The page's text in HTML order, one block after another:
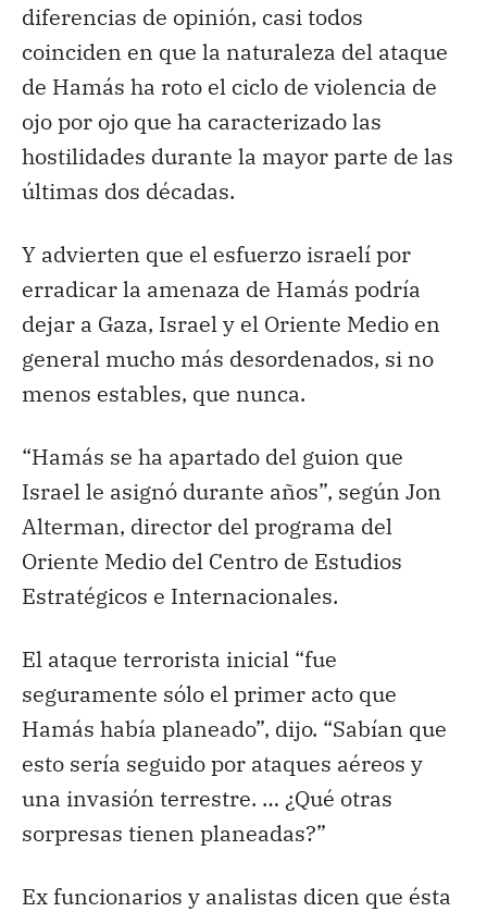
diferencias de opinión, casi todos
coinciden en que la naturaleza del ataque
de Hamás ha roto el ciclo de violencia de
ojo por ojo que ha caracterizado las
hostilidades durante la mayor parte de las
últimas dos décadas.
Y advierten que el esfuerzo israelí por
erradicar la amenaza de Hamás podría
dejar a Gaza, Israel y el Oriente Medio en
general mucho más desordenados, si no
menos estables, que nunca.
“Hamás se ha apartado del guion que
Israel le asignó durante años”, según Jon
Alterman, director del programa del
Oriente Medio del Centro de Estudios
Estratégicos e Internacionales.
El ataque terrorista inicial “fue
seguramente sólo el primer acto que
Hamás había planeado”, dijo. “Sabían que
esto sería seguido por ataques aéreos y
una invasión terrestre. … ¿Qué otras
sorpresas tienen planeadas?”
Ex funcionarios y analistas dicen que ésta